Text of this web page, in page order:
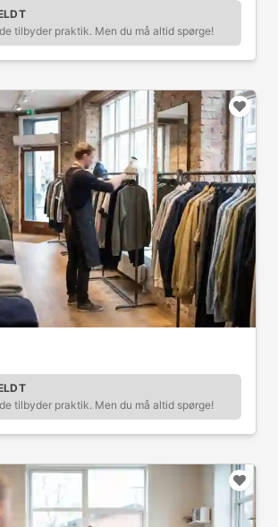
tilbyder praktik. Men du må altid spørge!
tilbyder praktik. Men du må altid spørge!